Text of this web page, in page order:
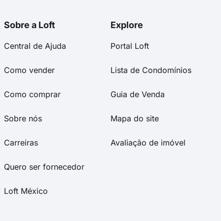
Sobre a Loft
Central de Ajuda
Como vender
Como comprar
Sobre nós
Carreiras
Quero ser fornecedor
Loft México
Explore
Portal Loft
Lista de Condomínios
Guia de Venda
Mapa do site
Avaliação de imóvel